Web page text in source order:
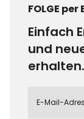
FOLGE
Einfach
und
erhalten.